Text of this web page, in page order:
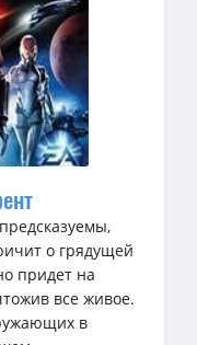
о грядущей
придет на
все живое.
в